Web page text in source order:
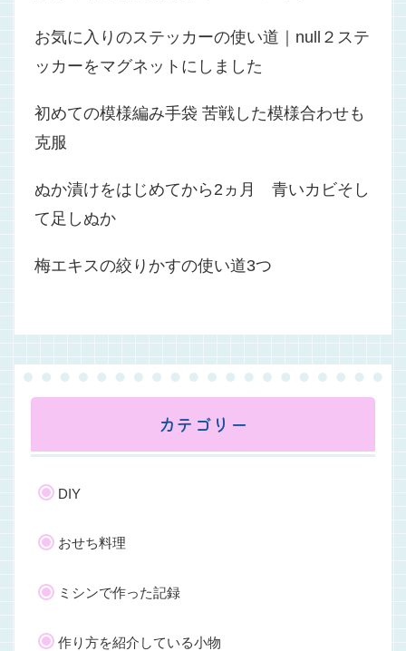
お気に入りのステッカーの使い道｜null２ステ
ッカーをマグネットにしました
初めての模様編み手袋 苦戦した模様合わせも
克服
ぬか漬けをはじめてから2ヵ月 青いカビそし
て足しぬか
梅エキスの絞りかすの使い道3つ
カテゴリー
DIY
おせち料理
ミシンで作った記録
作り方を紹介している小物